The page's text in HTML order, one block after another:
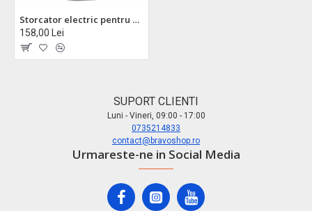
Storcator electric pentru citrice zilan zln1156 cu 2 conuri - suc proaspat in secunde
158,00 Lei
SUPORT CLIENTI
Luni - Vineri, 09:00 - 17:00
0735214833
contact@bravoshop.ro
Urmareste-ne in Social Media